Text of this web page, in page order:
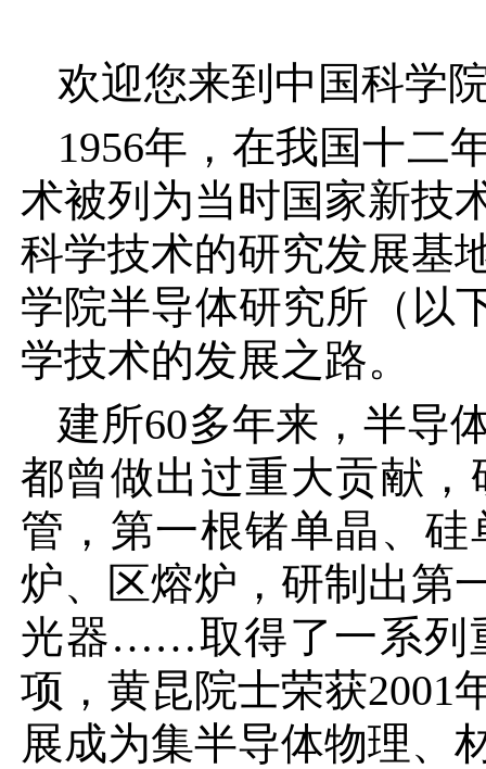
欢迎您来到中国科学
1956年，在我国十二
术被列为当时国家新技
科学技术的研究发展基
学院半导体研究所（以
学技术的发展之路。
建所60多年来， 半导
都曾做出过重大贡献
管，第一根锗单晶、
炉、区熔炉，研制出第
光器……取得了一系列
项，黄昆院士荣获2001
展成为集半导体物理、